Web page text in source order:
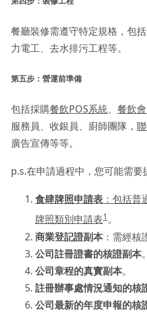
餐廳裝修需遵守特定規格，包
力電工、去水排污工程等。
第五步：營運前準備
包括採購餐飲POS系統、 餐飲
服務員、收銀員、廚師團隊，
廣告宣傳等等。
p.s.在申請過程中，您可能需要
食肆牌照申請表 ：包括
牌照類別申請表1 。
商業登記證副本：需經核
公司註冊證書的核證副本。
公司章程的真實副本。
註冊辦事處情況通知的核
公司最新的年度申報的核